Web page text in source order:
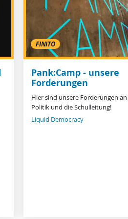
FINITO
Pank:Camp - unsere
Forderungen
Hier sind unsere Forderungen
Politik und die Schulleitung!
Liquid Democracy